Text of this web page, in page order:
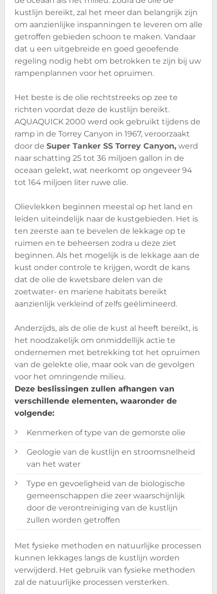
kustlijn bereikt, zal het meer dan belangrijk zijn
om aanzienlijke inspanningen te leveren om alle
getroffen gebieden schoon te maken. Vandaar
dat u een uitgebreide en goed geoefende
regeling nodig hebt om betrokken te zijn bij uw
rampenplannen voor het opruimen.
Het beste is de olie rechtstreeks op zee te
richten voordat deze de kustlijn bereikt.
AQUAQUICK 2000 werd ook gebruikt tijdens de
ramp in de Torrey Canyon in 1967, veroorzaakt
door de Super Tanker SS Torrey Canyon,werd
naar schatting 25 tot 36 miljoen gallon in de
oceaan gelekt, wat neerkomt op ongeveer 94
tot 164 miljoen liter ruwe olie.
Olievlekken beginnen meestal op het land en
leiden uiteindelijk naar de kustgebieden. Het is
ten zeerste aan te bevelen de lekkage op te
ruimen en te beheersen zodra u deze ziet
beginnen. Als het mogelijk is de lekkage aan de
kust onder controle te krijgen, wordt de kans
dat de olie de kwetsbare delen van de
zoetwater- en mariene habitats bereikt
aanzienlijk verkleind of zelfs geëlimineerd.
Anderzijds, als de olie de kust al heeft bereikt, is
het noodzakelijk om onmiddellijk actie te
ondernemen met betrekking tot het opruimen
van de gelekte olie, maar ook van de gevolgen
voor het omringende milieu.
Deze beslissingen zullen afhangen van
verschillende elementen, waaronder de
volgende:
Kenmerken of type van de gemorste olie
Geologie van de kustlijn en stroomsnelheid
van het water
Type en gevoeligheid van de biologische
gemeenschappen die zeer waarschijnlijk
door de verontreiniging van de kustlijn
zullen worden getroffen
Met fysieke methoden en natuurlijke processen
kunnen lekkages langs de kustlijn worden
verwijderd. Het gebruik van fysieke methoden
zal de natuurlijke processen versterken.